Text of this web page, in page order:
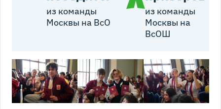
Борисовна
Прохорова
Тренер сборной
команды
Москвы по
Николаевна
Корсакова
Тренер сборной
команды
Москвы по
из команды
Москвы на ВсОШ
из команды
Москвы на
ВсОШ